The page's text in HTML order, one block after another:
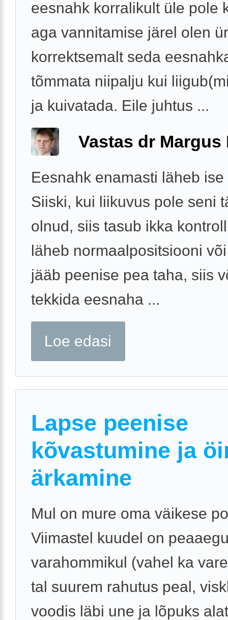
eesnahk korralikult üle pole
aga vannitamise järel olen
korrektsemalt seda
tõmmata niipalju kui
ja kuivatada. Eile juhtus ...
Vastas dr Margus
Eesnahk enamasti läheb ise
Siiski, kui liikuvus pole seni
olnud, siis tasub ikka
läheb normaalpositsiooni
jääb peenise pea taha, siis
tekkida eesnaha ...
Loe edasi
Lapse peenise
kõvastumine ja
ärkamine
Mul on mure oma väikese
Viimastel kuudel on
varahommikul (vahel ka
tal suurem rahutus peal,
voodis läbi une ja lõpuks